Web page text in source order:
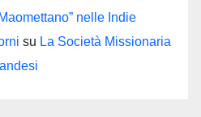
nelle Indie
su La Società Missionaria